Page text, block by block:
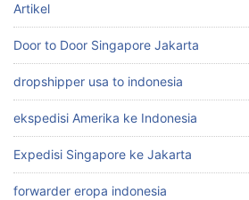
Artikel
Door to Door Singapore Jakarta
dropshipper usa to indonesia
ekspedisi Amerika ke Indonesia
Expedisi Singapore ke Jakarta
forwarder eropa indonesia